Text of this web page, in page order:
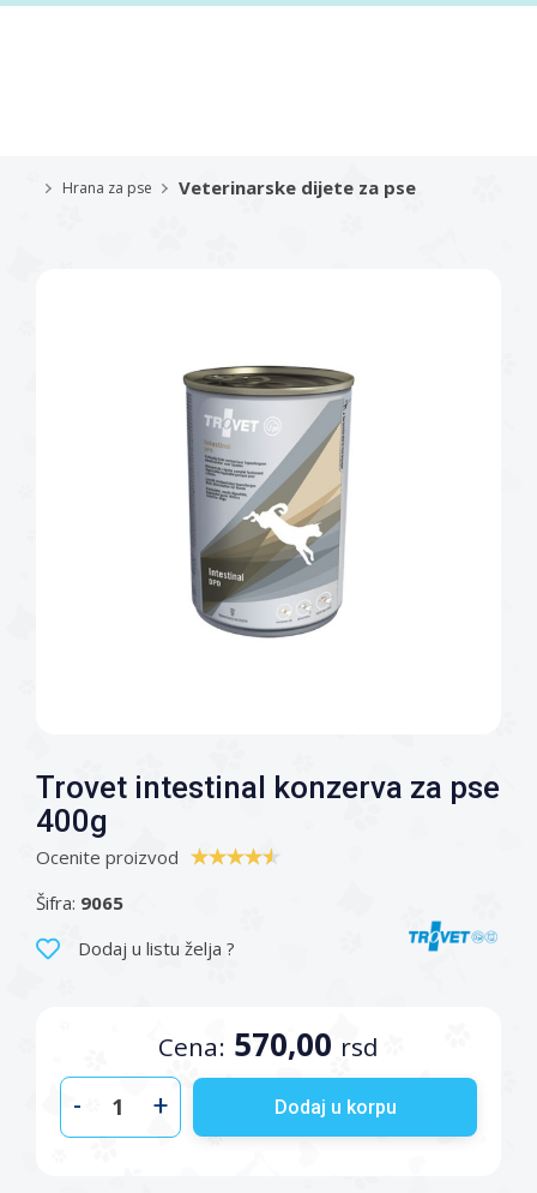
Hrana za pse Veterinarske dijete za pse
Trovet intestinal konzerva za pse
400g
Ocenite proizvod
Šifra: 9065
Dodaj u listu želja ?
Cena: 570,00 rsd
- + Dodaj u korpu